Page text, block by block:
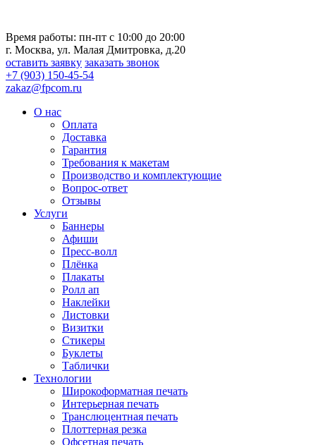
Время работы: пн-пт с 10:00 до 20:00
г. Москва, ул. Малая Дмитровка, д.20
оставить заявку заказать звонок
+7 (903) 150-45-54
zakaz@fpcom.ru
О нас
Оплата
Доставка
Гарантия
Требования к макетам
Производство и комплектующие
Вопрос-ответ
Отзывы
Услуги
Баннеры
Афиши
Пресс-волл
Плёнка
Плакаты
Ролл ап
Наклейки
Листовки
Визитки
Стикеры
Буклеты
Таблички
Технологии
Широкоформатная печать
Интерьерная печать
Транслюцентная печать
Плоттерная резка
Офсетная печать